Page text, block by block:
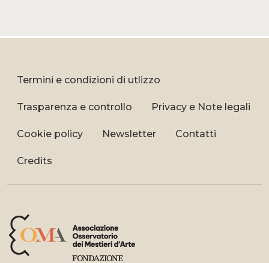
Termini e condizioni di utlizzo
Trasparenza e controllo Privacy e Note legali
Cookie policy Newsletter Contatti
Credits